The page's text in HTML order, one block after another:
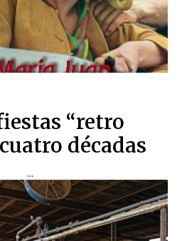
“retro
décadas
...